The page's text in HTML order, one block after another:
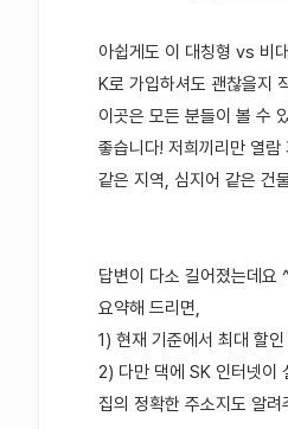
아쉽게도 이 대칭형 vs 비
K로 가입하셔도 괜찮을지
이곳은 모든 분들이 볼 수
좋습니다! 저희끼리만 열
같은 지역, 심지어 같은 건
답변이 다소 길어졌는데요
요약해 드리면,
1) 현재 기준에서 최대 할
2) 다만 댁에 SK 인터넷이
집의 정확한 주소지도 알려